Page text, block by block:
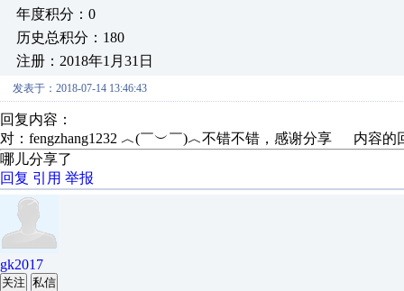
年度积分：0
历史总积分：180
注册：2018年1月31日
发表于：2018-07-14 13:46:43
回复内容：
对：fengzhang1232 ︿(￣︶￣)︿不错不错，感谢分享 内容的
哪儿分享了
回复 引用 举报
gk2017
关注 私信